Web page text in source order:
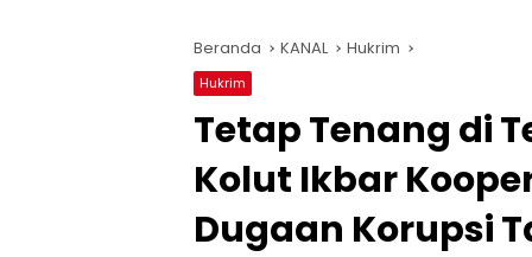
Beranda KANAL Hukrim
Hukrim
Tetap Tenang di
Kolut Ikbar
Dugaan Korupsi